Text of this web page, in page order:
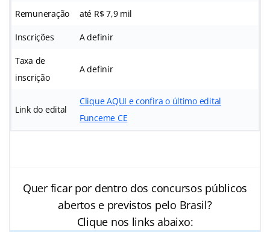
Remuneração até R$ 7,9 mil
Inscrições A definir
Taxa de
inscrição
A definir
Link do edital
Clique AQUI e confira o último edital
Funceme CE
Quer ficar por dentro dos concursos públicos
abertos e previstos pelo Brasil?
Clique nos links abaixo: